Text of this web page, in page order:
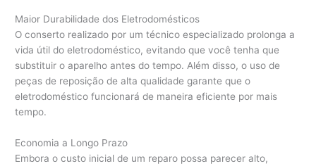
Maior Durabilidade dos Eletrodomésticos
O conserto realizado por um técnico especializado prolonga a
vida útil do eletrodoméstico, evitando que você tenha que
substituir o aparelho antes do tempo. Além disso, o uso de
peças de reposição de alta qualidade garante que o
eletrodoméstico funcionará de maneira eficiente por mais
tempo.
Economia a Longo Prazo
Embora o custo inicial de um reparo possa parecer alto,